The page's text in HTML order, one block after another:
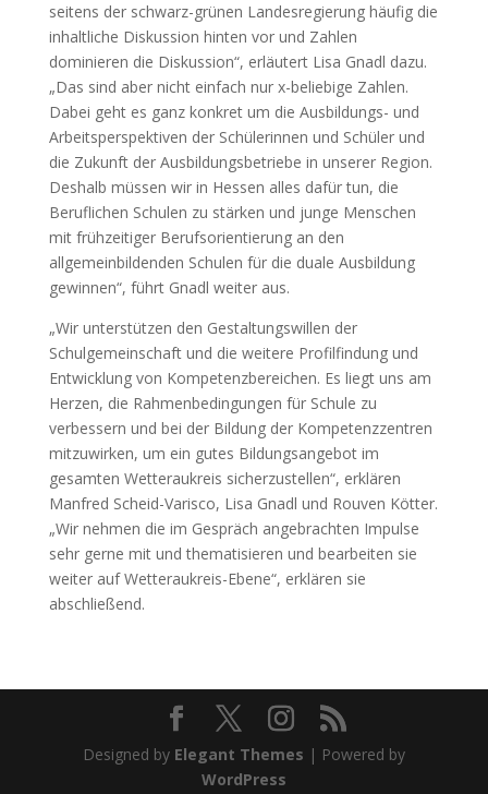
seitens der schwarz-grünen Landesregierung häufig die
inhaltliche Diskussion hinten vor und Zahlen
dominieren die Diskussion“, erläutert Lisa Gnadl dazu.
„Das sind aber nicht einfach nur x-beliebige Zahlen.
Dabei geht es ganz konkret um die Ausbildungs- und
Arbeitsperspektiven der Schülerinnen und Schüler und
die Zukunft der Ausbildungsbetriebe in unserer Region.
Deshalb müssen wir in Hessen alles dafür tun, die
Beruflichen Schulen zu stärken und junge Menschen
mit frühzeitiger Berufsorientierung an den
allgemeinbildenden Schulen für die duale Ausbildung
gewinnen“, führt Gnadl weiter aus.
„Wir unterstützen den Gestaltungswillen der
Schulgemeinschaft und die weitere Profilfindung und
Entwicklung von Kompetenzbereichen. Es liegt uns am
Herzen, die Rahmenbedingungen für Schule zu
verbessern und bei der Bildung der Kompetenzzentren
mitzuwirken, um ein gutes Bildungsangebot im
gesamten Wetteraukreis sicherzustellen“, erklären
Manfred Scheid-Varisco, Lisa Gnadl und Rouven Kötter.
„Wir nehmen die im Gespräch angebrachten Impulse
sehr gerne mit und thematisieren und bearbeiten sie
weiter auf Wetteraukreis-Ebene“, erklären sie
abschließend.
Designed by Elegant Themes | Powered by
WordPress